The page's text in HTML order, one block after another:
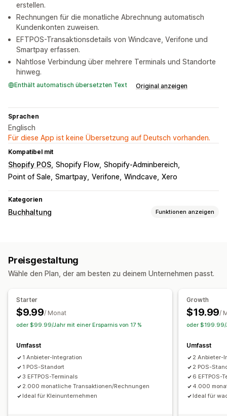
erstellen.
Rechnungen für die monatliche Abrechnung automatisch
Kundenkonten zuweisen.
EFTPOS-Transaktionsdetails von Windcave, Verifone und
Smartpay erfassen.
Nahtlose Verbindung über mehrere Terminals und Standorte
hinweg.
Enthält automatisch übersetzten Text Original anzeigen
Sprachen
Englisch
Für diese App ist keine Übersetzung auf Deutsch vorhanden.
Kompatibel mit
Shopify POS Shopify Flow Shopify-Adminbereich
Point of Sale Smartpay Verifone Windcave Xero
Kategorien
Buchhaltung Funktionen anzeigen
Finanztransaktionen
Automatisierte Datensynchronisierung
Transaktionen
Bankabgleich
Preisgestaltung
Wähle den Plan, der am besten zu deinem Unternehmen passt.
Starter
$9.99/ Monat
oder $99.99/Jahr mit einer Ersparnis von 17 %
Umfasst
1 Anbieter-Integration
1 POS-Standort
3 EFTPOS-Terminals
2.000 monatliche Transaktionen/Rechnungen
Ideal für Kleinunternehmen
Growth
$19.99/
oder $199.99/
Umfasst
2 Anbieter-
2 POS-
6 EFTPOS-
4.000
Ideal für